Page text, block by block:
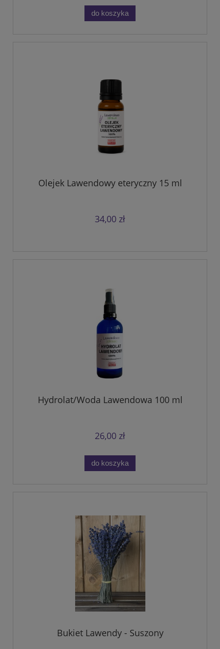
do koszyka
Olejek Lawendowy eteryczny 15 ml
34,00 zł
Hydrolat/Woda Lawendowa 100 ml
26,00 zł
do koszyka
Bukiet Lawendy - Suszony